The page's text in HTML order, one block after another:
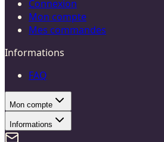
Connexion
Mon compte
Mes commandes
Informations
FAQ
Mon compte
Informations